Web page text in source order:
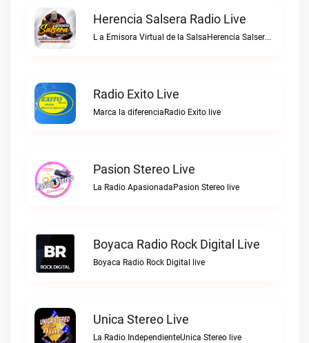
Herencia Salsera Radio Live
L a Emisora Virtual de la SalsaHerencia Salsera Radio live
Radio Exito Live
Marca la diferenciaRadio Exito live
Pasion Stereo Live
La Radio ApasionadaPasion Stereo live
Boyaca Radio Rock Digital Live
Boyaca Radio Rock Digital live
Unica Stereo Live
La Radio IndependienteUnica Stereo live